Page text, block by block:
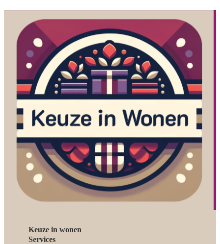
Keuze in wonen
Services